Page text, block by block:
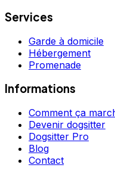
Services
Garde à domicile
Hébergement
Promenade
Informations
Comment ça
Devenir dogsitter
Dogsitter Pro
Blog
Contact